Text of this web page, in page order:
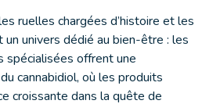
ruelles chargées d’histoire et les
un univers dédié au bien-être : les
spécialisées offrent une
cannabidiol, où les produits
croissante dans la quête de